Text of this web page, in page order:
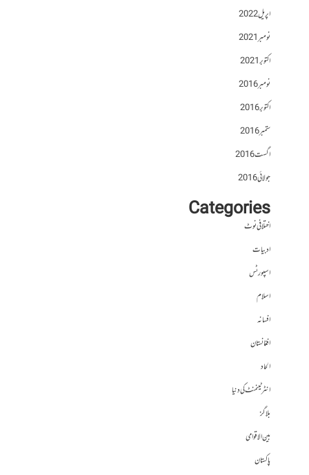
اپریل 2022
نومبر 2021
اکتوبر 2021
نومبر 2016
اکتوبر 2016
ستمبر 2016
اگست 2016
جولائی 2016
Categories
اختلافی نوٹ
ادبیات
اسپورٹس
اسلام
افسانہ
افغانستان
الحاد
انٹرٹینمنٹ کی دنیا
بلاگز
بین الاقوامی
پاکستان